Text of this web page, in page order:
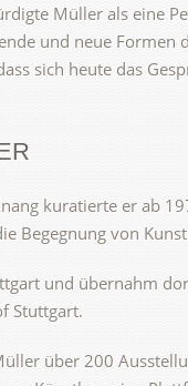
Müller als eine
und neue Formen
sich heute das
kuratierte er ab
Begegnung von
und übernahm
Stuttgart.
über 200